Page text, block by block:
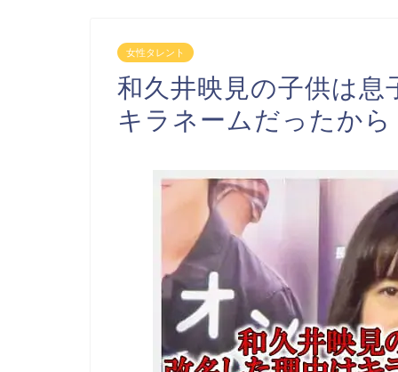
女性タレント
和久井映見の子供は
キラネームだったから